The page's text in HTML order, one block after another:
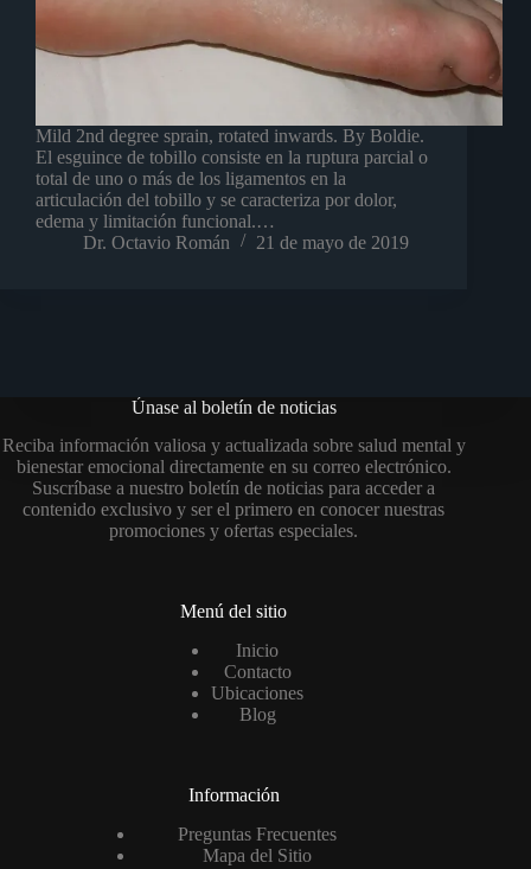
Mild 2nd degree sprain, rotated inwards. By Boldie.
El esguince de tobillo consiste en la ruptura parcial o
total de uno o más de los ligamentos en la
articulación del tobillo y se caracteriza por dolor,
edema y limitación funcional.…
Dr. Octavio Román
21 de mayo de 2019
Únase al boletín de noticias
Reciba información valiosa y actualizada sobre salud mental y
bienestar emocional directamente en su correo electrónico.
Suscríbase a nuestro boletín de noticias para acceder a
contenido exclusivo y ser el primero en conocer nuestras
promociones y ofertas especiales.
Menú del sitio
Inicio
Contacto
Ubicaciones
Blog
Información
Preguntas Frecuentes
Mapa del Sitio